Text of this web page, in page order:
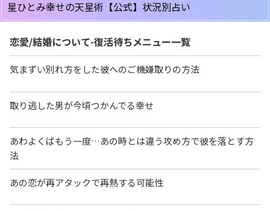
星ひとみ幸せの天星術【公式】状況別占い
恋愛/結婚について-復活待ちメニュー一覧
気まずい別れ方をした彼へのご機嫌取りの方法
取り逃した男が今頃つかんでる幸せ
あわよくばもう一度…あの時とは違う攻め方で彼を落とす方
法
あの恋が再アタックで再熱する可能性